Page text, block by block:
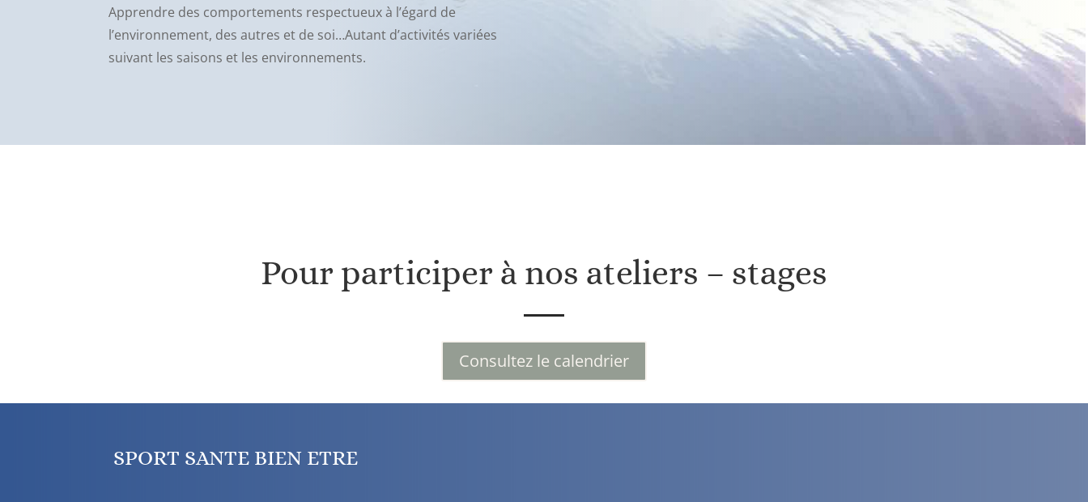
Apprendre des comportements respectueux à l’égard de
l’environnement, des autres et de soi…Autant d’activités variées
suivant les saisons et les environnements.
Pour participer à nos ateliers – stages
Consultez le calendrier
SPORT SANTE BIEN ETRE